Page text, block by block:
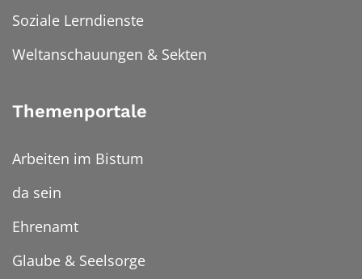
Soziale Lerndienste
Weltanschauungen & Sekten
Themenportale
Arbeiten im Bistum
da sein
Ehrenamt
Glaube & Seelsorge